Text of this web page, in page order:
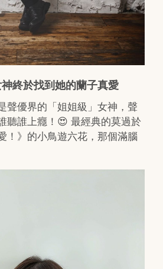
終於找到她的蘭子真愛
聲優界的「姐姐級」女神，聲
聽誰上癮！😍 最經典的莫過於
！》的小鳥遊六花，那個滿腦